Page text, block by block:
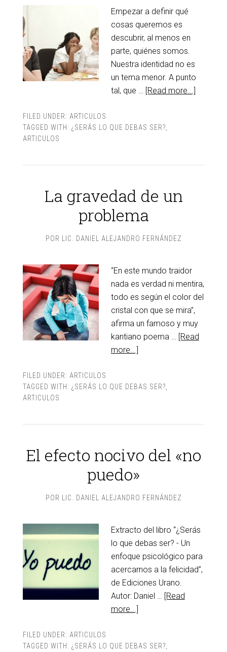
Empezar a definir qué
cosas queremos es
descubrir, al menos en
parte, quiénes somos.
Nuestra identidad no es
un tema menor. A punto
tal, que … [Read more...]
FILED UNDER: ARTICULOS
TAGGED WITH: ¿SERÁS LO QUE DEBAS SER?
ARTICULOS
La gravedad de un
problema
POR LIC. DANIEL ALEJANDRO FERNÁNDEZ
“En este mundo traidor
nada es verdad ni mentira,
todo es según el color del
cristal con que se mira”,
afirma un famoso y muy
kantiano poema … [Read
more...]
FILED UNDER: ARTICULOS
TAGGED WITH: ¿SERÁS LO QUE DEBAS SER?
ARTICULOS
El efecto nocivo del «no
puedo»
POR LIC. DANIEL ALEJANDRO FERNÁNDEZ
Extracto del libro “¿Serás
lo que debas ser? - Un
enfoque psicológico para
acercarnos a la felicidad”,
de Ediciones Urano.
Autor: Daniel … [Read
more...]
FILED UNDER: ARTICULOS
TAGGED WITH: ¿SERÁS LO QUE DEBAS SER?